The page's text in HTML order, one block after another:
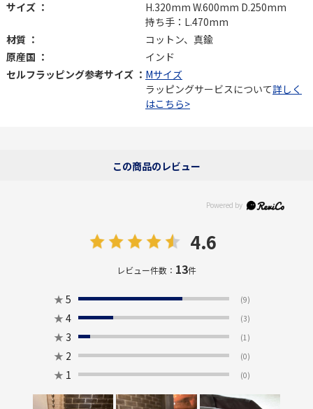
サイズ ：
H.320mm W.600mm D.250mm
持ち手：L.470mm
材質 ：
コットン、真鍮
原産国 ：
インド
セルフラッピング参考サイズ ： Mサイズ
ラッピングサービスについて詳しく
はこちら>
この商品のレビュー
4.6
レビュー件数： 13件
★ 5 (9)
★ 4 (3)
★ 3 (1)
★ 2 (0)
★ 1 (0)